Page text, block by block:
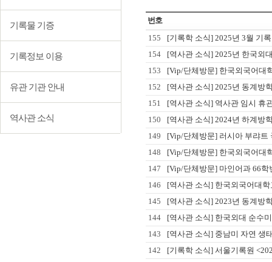
기록물 기증
기록정보 이용
유관 기관 안내
역사관 소식
번호
155
[기록학 소식] 2025년 3월 기
154
[역사관 소식] 2025년 한국외
153
[Vip/단체방문] 한국외국어대
152
[역사관 소식] 2025년 동계방
151
[역사관 소식] 역사관 임시 휴
150
[역사관 소식] 2024년 하계방
149
[Vip/단체방문] 러시아 부랴트
148
[Vip/단체방문] 한국외국어대
147
[Vip/단체방문] 마인어과 66
146
[역사관 소식] 한국외국어대
145
[역사관 소식] 2023년 동계방
144
[역사관 소식] 한국외대 순수
143
[역사관 소식] 중남미 자연 생
142
[기록학 소식] 서울기록원